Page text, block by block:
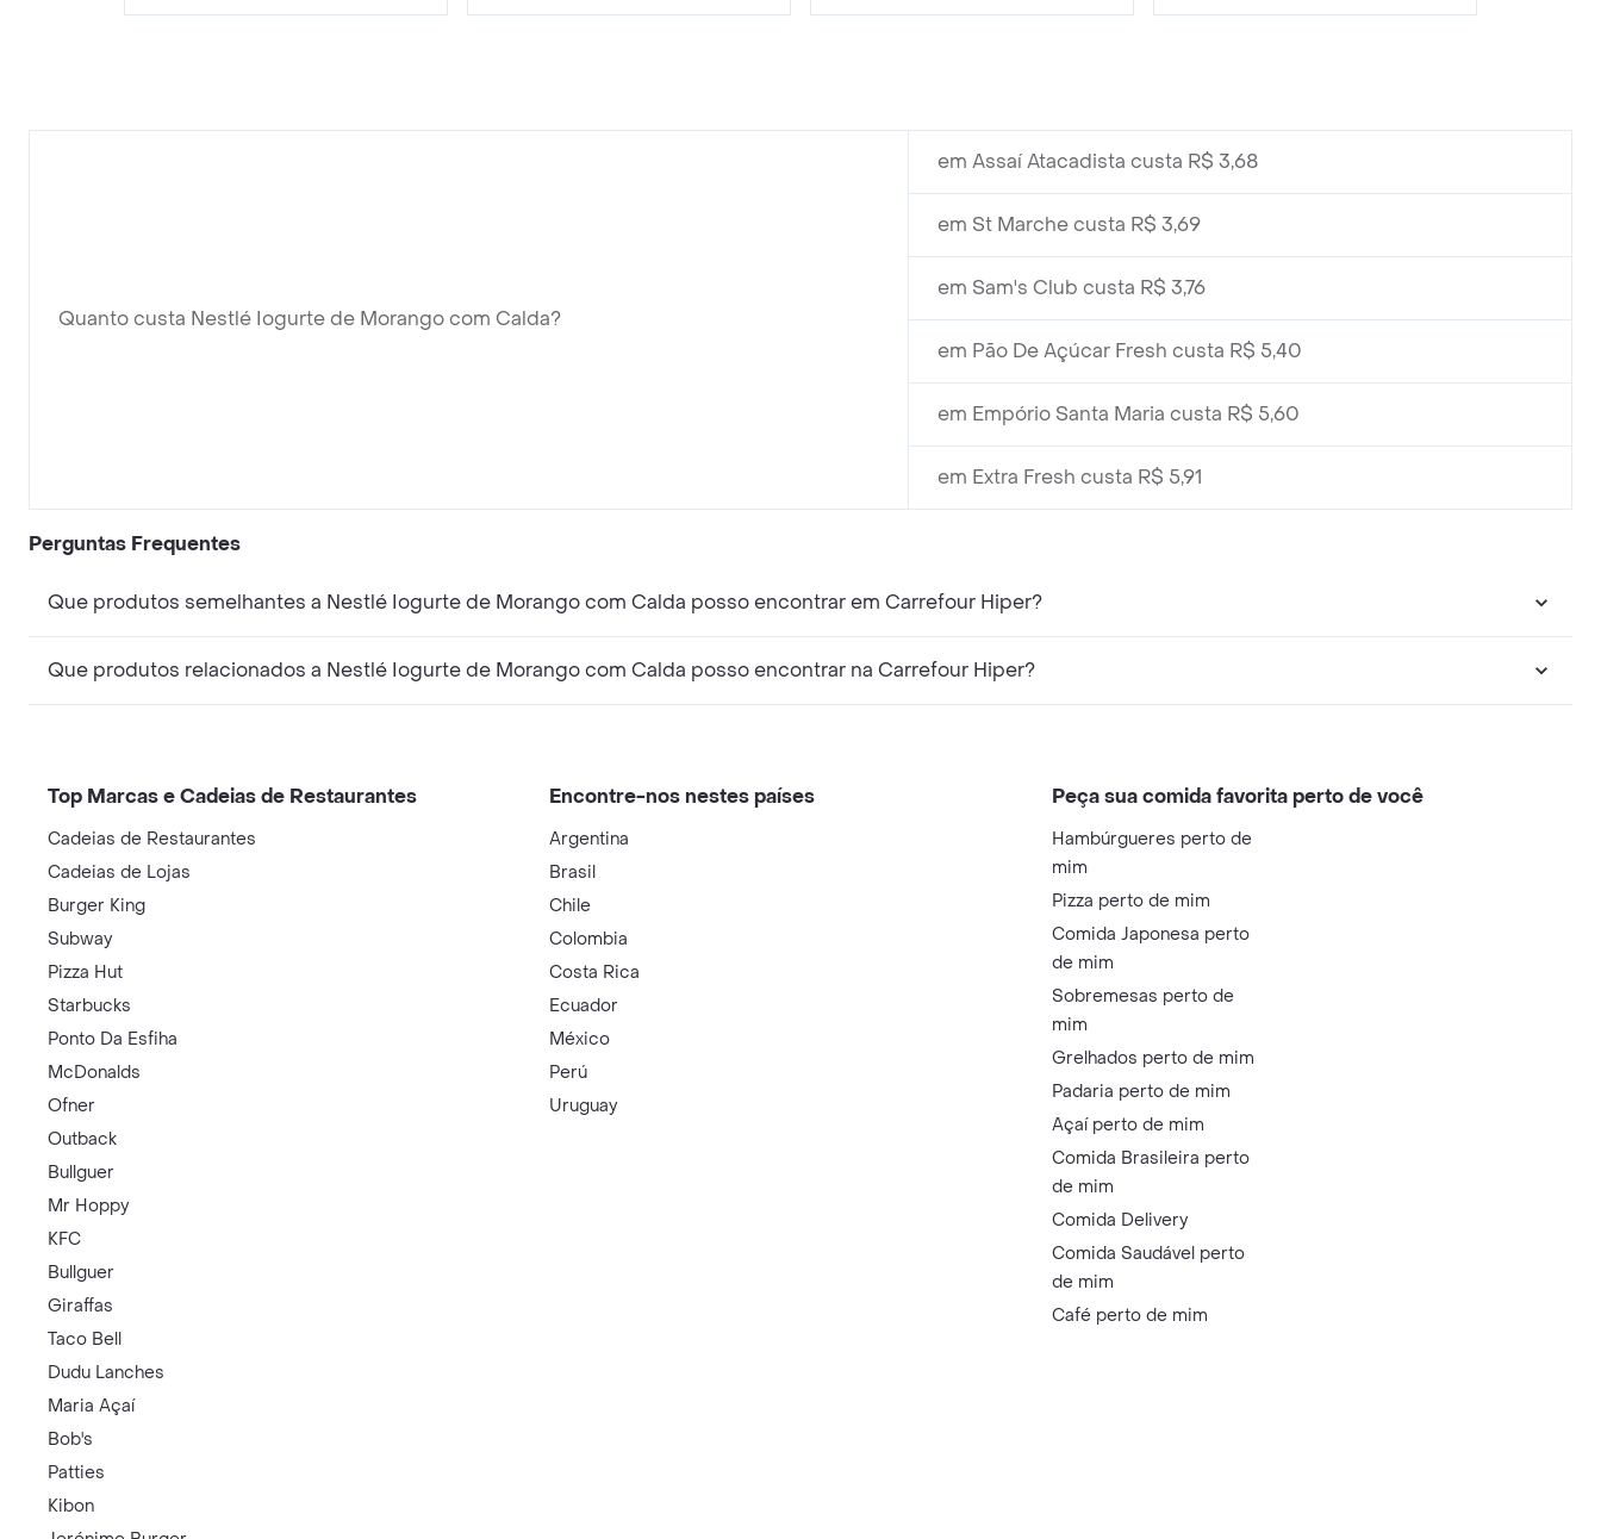
Quanto custa Nestlé Iogurte de Morango com Calda?
em Assaí Atacadista custa R$ 3,68
em St Marche custa R$ 3,69
em Sam's Club custa R$ 3,76
em Pão De Açúcar Fresh custa R$ 5,40
em Empório Santa Maria custa R$ 5,60
em Extra Fresh custa R$ 5,91
Perguntas Frequentes
Que produtos semelhantes a Nestlé Iogurte de Morango com Calda posso encontrar em Carrefour Hiper?
Que produtos relacionados a Nestlé Iogurte de Morango com Calda posso encontrar na Carrefour Hiper?
Top Marcas e Cadeias de Restaurantes
Cadeias de Restaurantes
Cadeias de Lojas
Burger King
Subway
Pizza Hut
Starbucks
Ponto Da Esfiha
McDonalds
Ofner
Outback
Bullguer
Mr Hoppy
KFC
Bullguer
Giraffas
Taco Bell
Dudu Lanches
Maria Açaí
Bob's
Patties
Kibon
Encontre-nos nestes países
Argentina
Brasil
Chile
Colombia
Costa Rica
Ecuador
México
Perú
Uruguay
Peça sua comida favorita perto de você
Hambúrgueres perto de
mim
Pizza perto de mim
Comida Japonesa perto
de mim
Sobremesas perto de
mim
Grelhados perto de mim
Padaria perto de mim
Açaí perto de mim
Comida Brasileira perto
de mim
Comida Delivery
Comida Saudável perto
de mim
Café perto de mim